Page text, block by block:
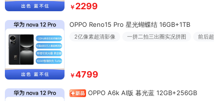
￥ 2299
OPPO Reno15 Pro 星光蝴蝶结 16GB+1TB
2亿像素超清影像 一拼二拍三出圈实况拼图 前后超
￥4799
OPPO A6k AI版 暮光蓝 12GB+256GB